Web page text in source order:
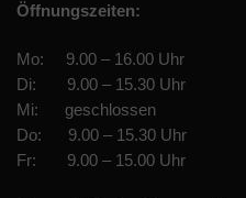
Öffnungszeiten:
Mo: 9.00 – 16.00 Uhr
Di: 9.00 – 15.30 Uhr
Mi: geschlossen
Do: 9.00 – 15.30 Uhr
Fr: 9.00 – 15.00 Uhr